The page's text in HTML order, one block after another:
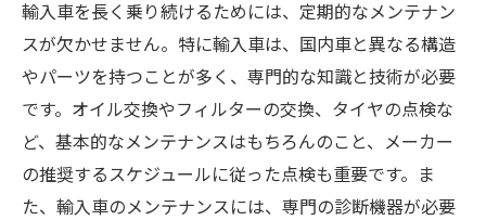
輸入車を長く乗り続けるためには、定期的なメンテナン
スが欠かせません。特に輸入車は、国内車と異なる構造
やパーツを持つことが多く、専門的な知識と技術が必要
です。オイル交換やフィルターの交換、タイヤの点検な
ど、基本的なメンテナンスはもちろんのこと、メーカー
の推奨するスケジュールに従った点検も重要です。ま
た、輸入車のメンテナンスには、専門の診断機器が必要